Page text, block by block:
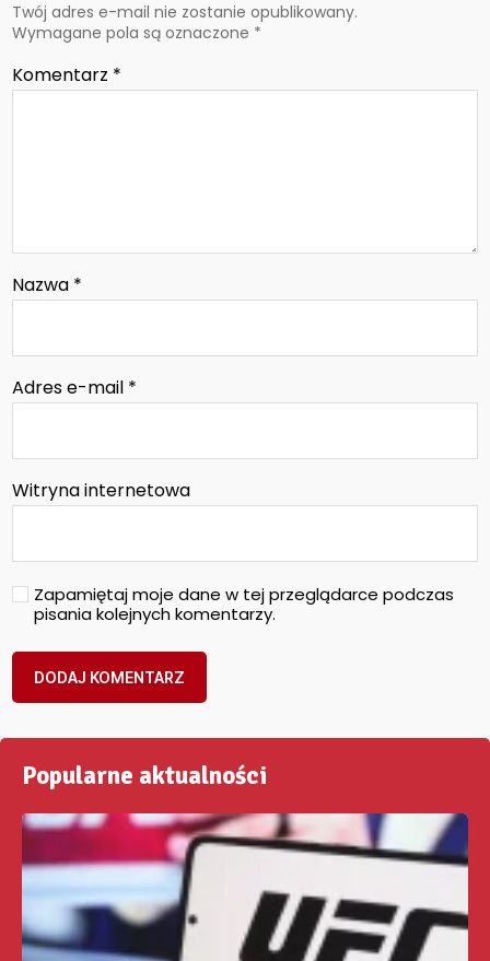
Twój adres e-mail nie zostanie opublikowany.
Wymagane pola są oznaczone *
Komentarz *
Nazwa *
Adres e-mail *
Witryna internetowa
Zapamiętaj moje dane w tej przeglądarce podczas
pisania kolejnych komentarzy.
Popularne aktualności